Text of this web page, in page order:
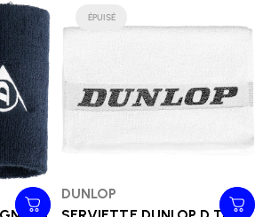
ÉPUISÉ
Distributeur:
DUNLOP